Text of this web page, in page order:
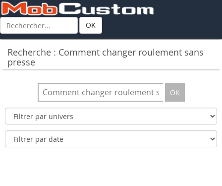
OK
Recherche : Comment changer roulement sans
presse
OK